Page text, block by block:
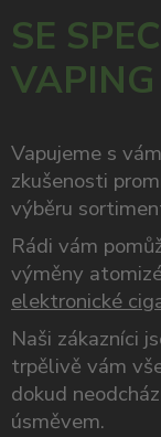
SE
VAPING
Vapujeme s
zkušenosti
výběru
Rádi vám
výměny
elektronické
Naši zákazníci
trpělivě vám
dokud
úsměvem.